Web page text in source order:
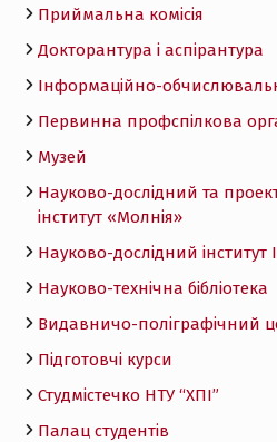
Приймальна комісія
Докторантура і аспірантура
Інформаційно-
Первинна профспілкова
Музей
Науково-дослідний та
інститут «Молнія»
Науково-дослідний інститут
Науково-технічна бібліотека
Видавничо-поліграфічний
Підготовчі курси
Студмістечко НТУ “ХПІ”
Палац студентів